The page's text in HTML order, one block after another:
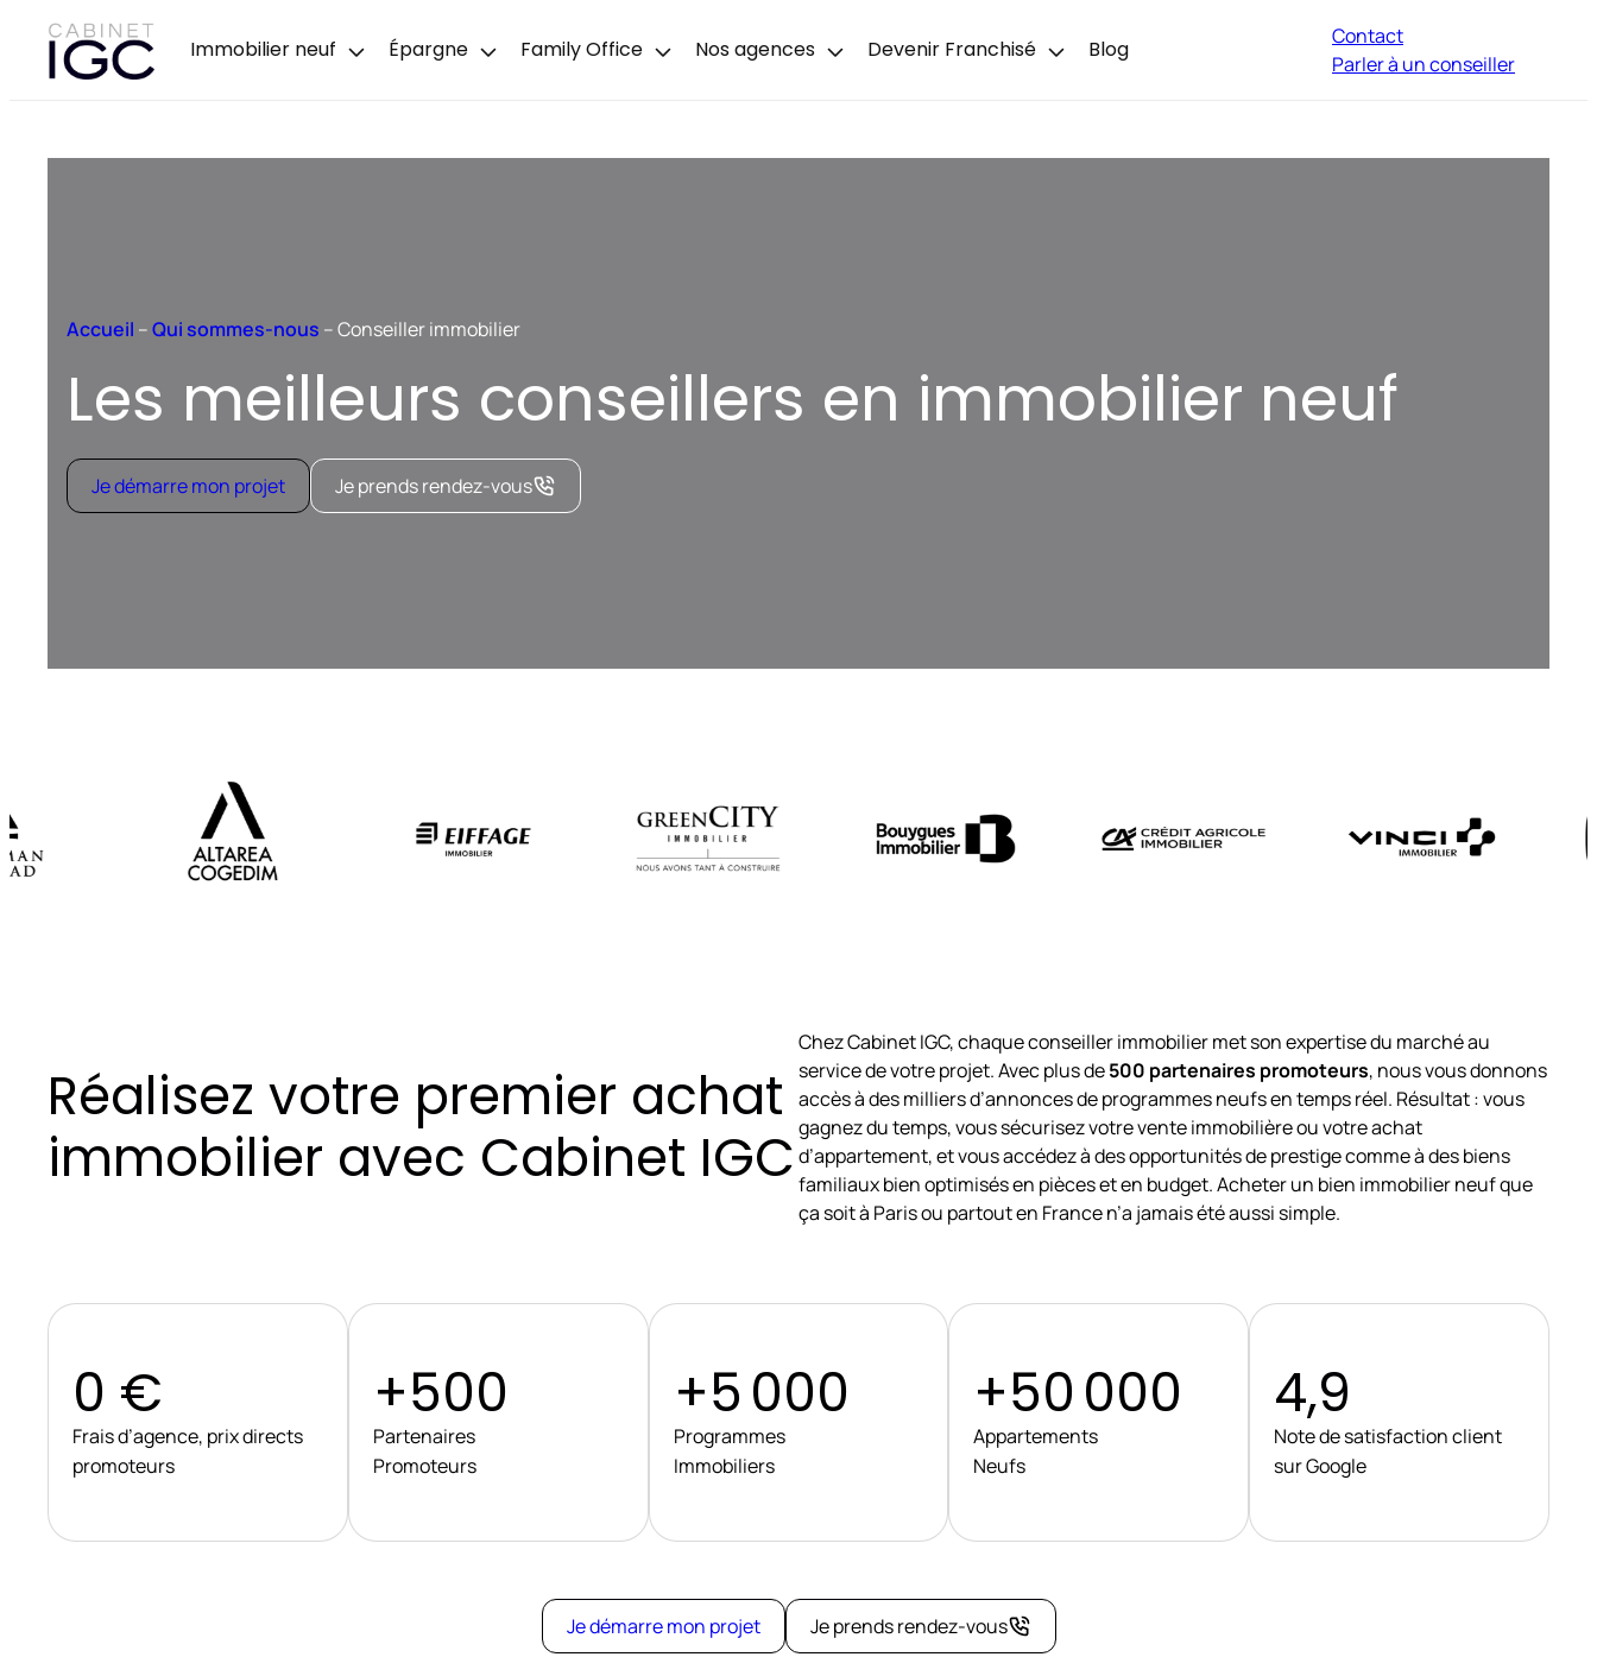
Immobilier neuf Épargne Family Office Nos agences Devenir Franchisé Blog
Contact
Parler à un conseiller
Accueil –Qui sommes-nous –Conseiller immobilier
Les meilleurs conseillers en immobilier neuf
Je démarre mon projet Je prends rendez-vous
Réalisez votre premier achat
immobilier avec Cabinet IGC
Chez Cabinet IGC, chaque conseiller immobilier met son expertise du marché au
service de votre projet. Avec plus de500 partenaires promoteurs, nous vous donnons
accès à des milliers d’annonces de programmes neufs en temps réel. Résultat : vous
gagnez du temps, vous sécurisez votre vente immobilière ou votre achat
d’appartement, et vous accédez à des opportunités de prestige comme à des biens
familiaux bien optimisés en pièces et en budget. Acheter un bien immobilier neuf que
ça soit à Paris ou partout en France n’a jamais été aussi simple.
0 €
Frais d’agence, prix directs
promoteurs
+500
Partenaires
Promoteurs
+5 000
Programmes
Immobiliers
+50 000
Appartements
Neufs
4,9
Note de satisfaction client
sur Google
Je démarre mon projet Je prends rendez-vous